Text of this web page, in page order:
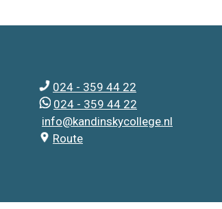
024 - 359 44 22
024 - 359 44 22
info@kandinskycollege.nl
Route